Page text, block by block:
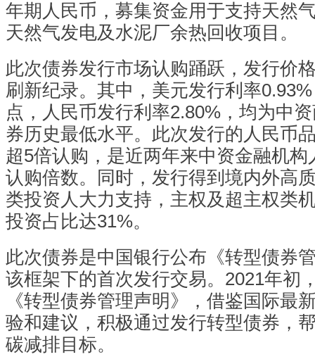
年期人民币，募集资金用于支持天然
天然气发电及水泥厂余热回收项目。
此次债券发行市场认购踊跃，发行价
刷新纪录。其中，美元发行利率
点，人民币发行利率2.80%，均为中
券历史最低水平。此次发行的人民币
超5倍认购，是近两年来中资金融机构
认购倍数。同时，发行得到境内外高
类投资人大力支持，主权及超主权类
投资占比达31%。
此次债券是中国银行公布《转型债券
该框架下的首次发行交易。2021年初
《转型债券管理声明》，借鉴国际最
验和建议，积极通过发行转型债券，
碳减排目标。